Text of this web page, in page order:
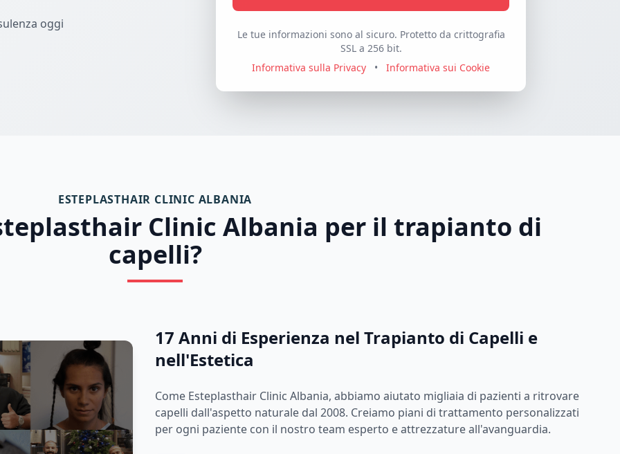
oggi
Le tue informazioni sono al sicuro. Protetto da crittografia
SSL a 256 bit.
Informativa sulla Privacy
• Informativa sui Cookie
ESTEPLASTHAIR CLINIC ALBANIA
Clinic Albania per il trapianto di
capelli?
17 Anni di Esperienza nel Trapianto di Capelli e
nell'Estetica
Come Esteplasthair Clinic Albania, abbiamo aiutato migliaia di pazienti a ritrovare
capelli dall'aspetto naturale dal 2008. Creiamo piani di trattamento personalizzati
per ogni paziente con il nostro team esperto e attrezzature all'avanguardia.